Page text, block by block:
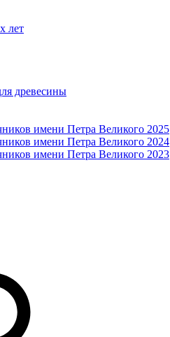
лет
древесины
имени Петра Великого 2025
имени Петра Великого 2024
имени Петра Великого 2023